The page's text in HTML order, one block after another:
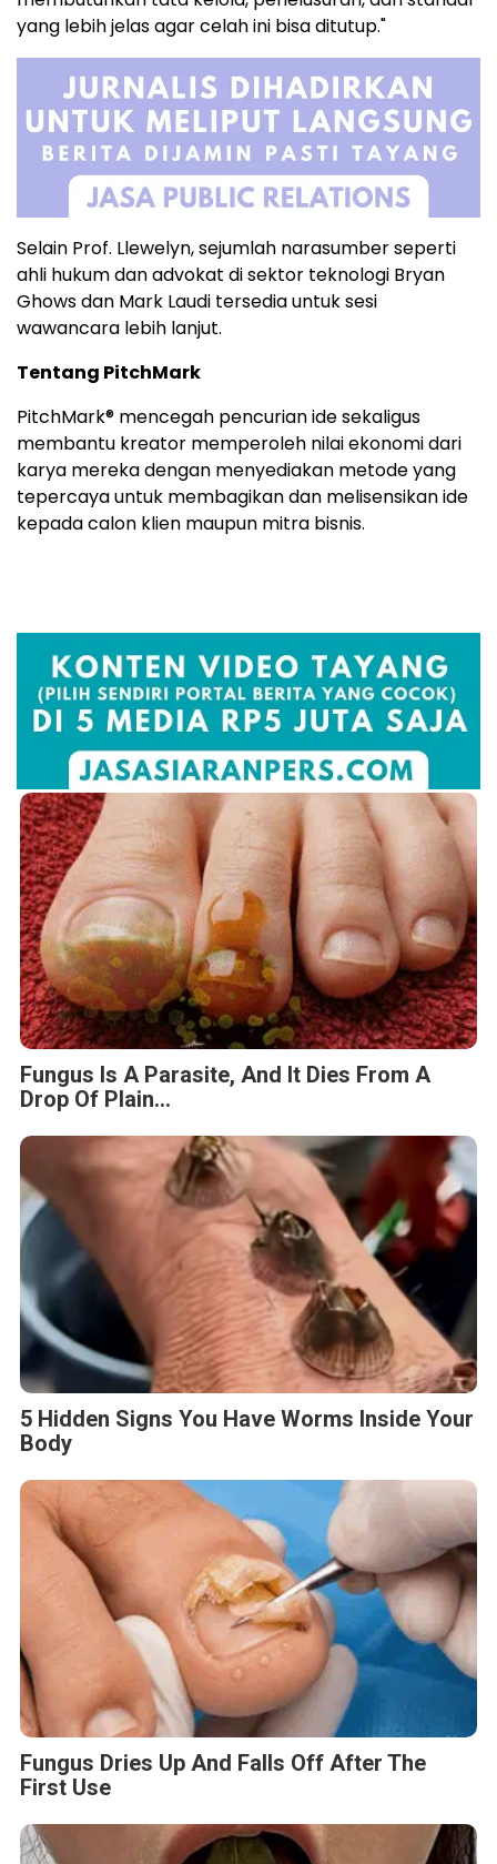
yang lebih jelas agar celah ini bisa ditutup."
Selain Prof. Llewelyn, sejumlah narasumber seperti
ahli hukum dan advokat di sektor teknologi Bryan
Ghows dan Mark Laudi tersedia untuk sesi
wawancara lebih lanjut.
Tentang PitchMark
PitchMark® mencegah pencurian ide sekaligus
membantu kreator memperoleh nilai ekonomi dari
karya mereka dengan menyediakan metode yang
tepercaya untuk membagikan dan melisensikan ide
kepada calon klien maupun mitra bisnis.
Fungus Is A Parasite, And It Dies From A
Drop Of Plain...
5 Hidden Signs You Have Worms Inside Your
Body
Fungus Dries Up And Falls Off After The
First Use